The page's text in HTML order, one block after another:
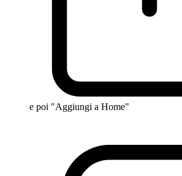
e poi "Aggiungi a Home"